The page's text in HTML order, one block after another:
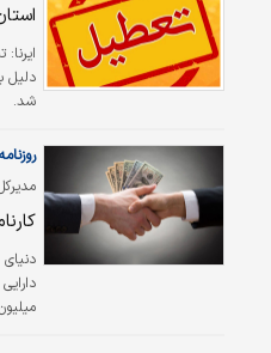
ایرنا:
شد.
روزنامه